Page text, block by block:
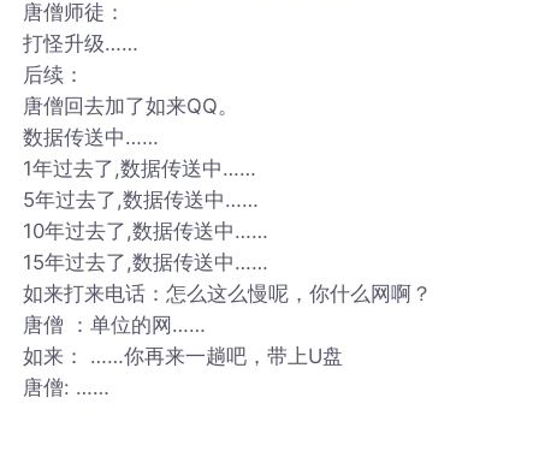
唐僧师徒：
打怪升级……
后续：
唐僧回去加了如来QQ。
数据传送中……
1年过去了,数据传送中……
5年过去了,数据传送中……
10年过去了,数据传送中……
15年过去了,数据传送中……
如来打来电话：怎么这么慢呢，你什么网啊？
唐僧 ：单位的网……
如来： ……你再来一趟吧，带上U盘
唐僧: ……